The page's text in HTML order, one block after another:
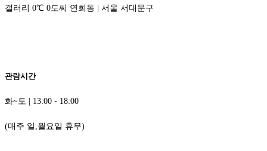
갤러리 0℃ 0도씨 연희동 | 서울 서대문구
관람시간
화~토 | 13:00 - 18:00
(매주 일,월요일 휴무)